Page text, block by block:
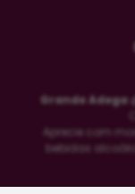
Grande Adega
Aprecie com
bebidas